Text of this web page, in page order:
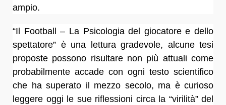
ampio.
“Il Football – La Psicologia del giocatore e dello
spettatore” è una lettura gradevole, alcune tesi
proposte possono risultare non più attuali come
probabilmente accade con ogni testo scientifico
che ha superato il mezzo secolo, ma è curioso
leggere oggi le sue riflessioni circa la “virilità” del